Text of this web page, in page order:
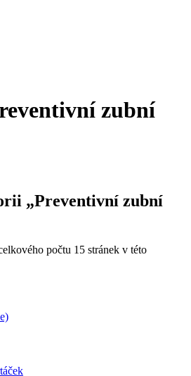
zubní
„Preventivní zubní
počtu 15 stránek v této